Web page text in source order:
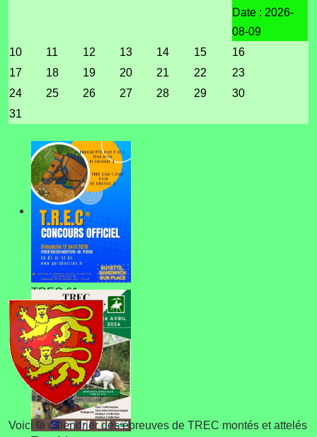
Date : 2026-
08-09
10
11 12 13 14 15
16
17
18 19 20 21 22
23
24
25 26 27 28 29
30
31
TREC 61
Voici le calendrier des épreuves de TREC montés et attelés